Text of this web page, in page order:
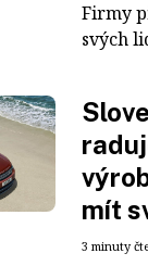
Firmy
svých
mít
3 minuty